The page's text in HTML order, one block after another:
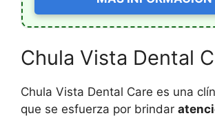
Chula Vista Dental
Chula Vista Dental Care es una
que se esfuerza por brindar